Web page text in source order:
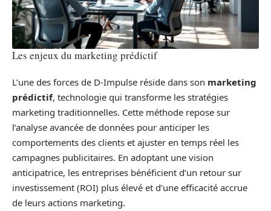
Les enjeux du marketing prédictif
L’une des forces de D-Impulse réside dans son marketing
prédictif, technologie qui transforme les stratégies
marketing traditionnelles. Cette méthode repose sur
l’analyse avancée de données pour anticiper les
comportements des clients et ajuster en temps réel les
campagnes publicitaires. En adoptant une vision
anticipatrice, les entreprises bénéficient d’un retour sur
investissement (ROI) plus élevé et d’une efficacité accrue
de leurs actions marketing.